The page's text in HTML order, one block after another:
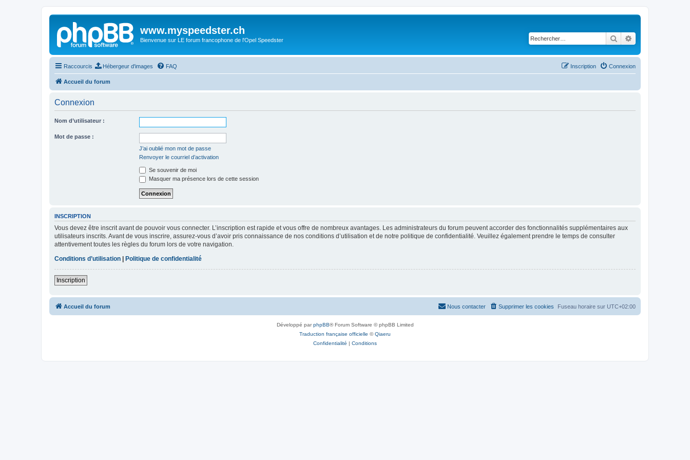
www.myspeedster.ch
Bienvenue sur LE forum francophone de l'Opel Speedster Rechercher
Raccourcis Hébergeur d'images FAQ Connexion
Inscription
Accueil du forum
Connexion
Nom d’utilisateur :
Mot de passe :
J’ai oublié mon mot de passe
Renvoyer le courriel d’activation
Se souvenir de moi
Masquer ma présence lors de cette session
INSCRIPTION
Vous devez être inscrit avant de pouvoir vous connecter. L’inscription est rapide et vous offre de nombreux avantages. Les administrateurs du forum peuvent accorder des fonctionnalités supplémentaires aux
utilisateurs inscrits. Avant de vous inscrire, assurez-vous d’avoir pris connaissance de nos conditions d’utilisation et de notre politique de confidentialité. Veuillez également prendre le temps de consulter
attentivement toutes les règles du forum lors de votre navigation.
Conditions d’utilisation
Politique de confidentialité
Inscription
Accueil du forum Fuseau horaire sur UTC+02:00
Supprimer les cookies
Nous contacter
Développé parphpBB® Forum Software © phpBB Limited
Traduction française officielle ©Qiaeru
Confidentialité | Conditions